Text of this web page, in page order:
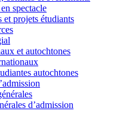
spectacle
et projets étudiants
et autochtones
autochtones
d’admission